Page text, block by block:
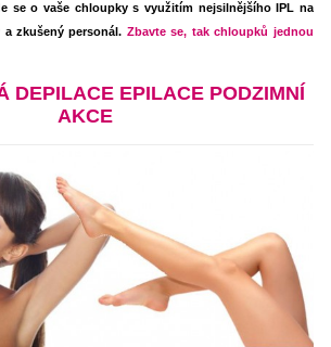
se o vaše chloupky s využitím nejsilnějšího IPL na
zkušený personál. Zbavte se, tak chloupků jednou
DEPILACE EPILACE PODZIMNÍ
AKCE